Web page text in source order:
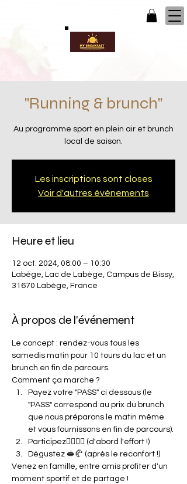
"Running & brunch"
Au programme sport en plein air et brunch
local de saison.
Les inscriptions sont closes
Voir d'autres événements
Heure et lieu
12 oct. 2024, 08:00 – 10:30
Labège, Lac de Labège, Campus de Bissy,
31670 Labège, France
À propos de l'événement
Le concept : rendez-vous tous les
samedis matin pour 10 tours du lac et un
brunch en fin de parcours.
Comment ça marche ?
Payez votre "PASS" ci dessous (le
"PASS" correspond au prix du brunch
que nous préparons le matin même
et vous fournissons en fin de parcours).
Participez🏃‍♀️🏃‍♂️ (d'abord l'effort !)
Dégustez 🥪🥐 (après le reconfort !)
Venez en famille, entre amis profiter d'un
moment sportif et de partage !